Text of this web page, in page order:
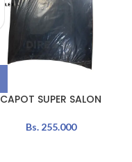
CAPOT SUPER SALON
Bs.255.000